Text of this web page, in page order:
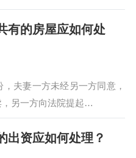
有的房屋应如何处
夫妻一方未经另一方同意，
另一方向法院提起…
出资应如何处理？